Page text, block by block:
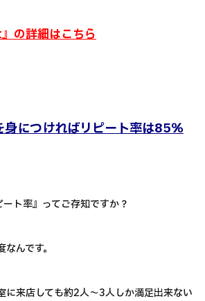
の詳細はこちら
身につければリピート率は85％
ト率』ってご存知ですか？
んです。
に来店しても約2人～3人しか満足出来ない